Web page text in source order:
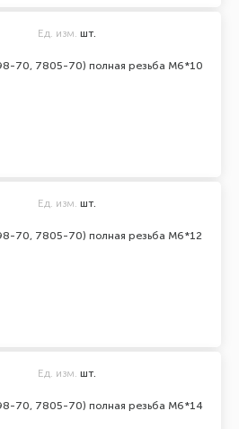
70, 7805-70) полная резьба М6*10
Ед. изм. шт.
70, 7805-70) полная резьба М6*12
Ед. изм. шт.
70, 7805-70) полная резьба М6*14
Ед. изм. шт.